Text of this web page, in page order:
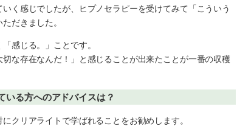
く感じでしたが、ヒプノセラピーを受けてみて「こういう
だきました。
感じる。」ことです。
切な存在なんだ！」と感じることが出来たことが一番の収穫
いる方へのアドバイスは？
クリアライトで学ばれることをお勧めします。